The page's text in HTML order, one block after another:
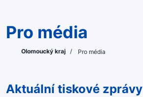
Pro média
Olomoucký kraj / Pro média
Aktuální tiskové zprávy